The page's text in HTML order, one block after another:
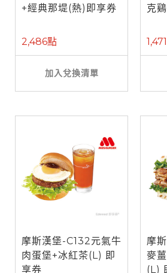
+經典那堤(熱)即享券
2,486點
加入兌換清單
克
摩斯漢堡-C132元氣牛
肉蛋堡+冰紅茶(L) 即
享券
摩
麥
(L)